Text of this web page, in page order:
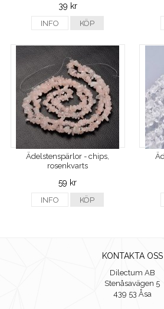
39 kr
INFO KÖP
Ädelstenspärlor - chips,
rosenkvarts
59 kr
INFO KÖP
KONTAKTA OSS
Dilectum AB
Stenåsavägen 5
439 53 Åsa